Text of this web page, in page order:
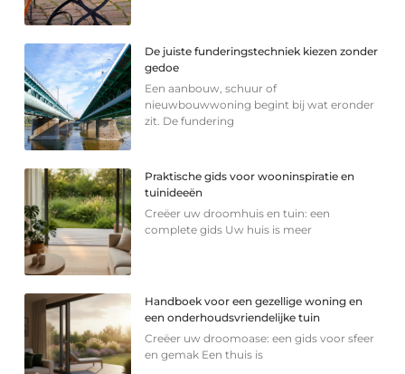
De juiste funderingstechniek kiezen zonder
gedoe
Een aanbouw, schuur of
nieuwbouwwoning begint bij wat eronder
zit. De fundering
Praktische gids voor wooninspiratie en
tuinideeën
Creëer uw droomhuis en tuin: een
complete gids Uw huis is meer
Handboek voor een gezellige woning en
een onderhoudsvriendelijke tuin
Creëer uw droomoase: een gids voor sfeer
en gemak Een thuis is